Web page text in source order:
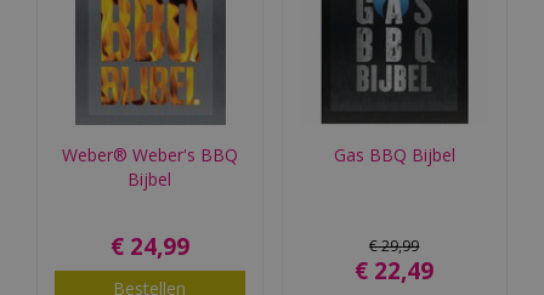
Weber® Weber's BBQ
Bijbel
€ 24,99
Bestellen
Gas BBQ Bijbel
€29,99
€ 22,49